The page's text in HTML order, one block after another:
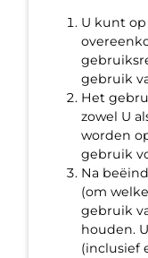
U kunt
gebruik
Het
zowel U
worden
gebruik
Na
(om
gebruik
houden.
(inclusief